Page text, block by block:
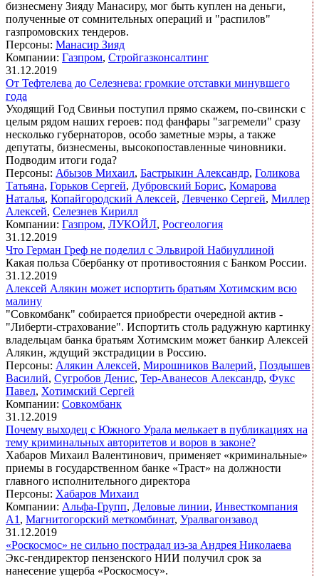
бизнесмену Зияду Манасиру, мог быть куплен на деньги,
полученные от сомнительных операций и "распилов"
газпромовских тендеров.
Персоны: Манасир Зияд
Компании: Газпром, Стройгазконсалтинг
31.12.2019
От Тефтелева до Селезнева: громкие отставки минувшего
года
Уходящий Год Свиньи поступил прямо скажем, по-свински с
целым рядом наших героев: под фанфары "загремели" сразу
несколько губернаторов, особо заметные мэры, а также
депутаты, бизнесмены, высокопоставленные чиновники.
Подводим итоги года?
Персоны: Абызов Михаил, Бастрыкин Александр, Голикова
Татьяна, Горьков Сергей, Дубровский Борис, Комарова
Наталья, Копайгородский Алексей, Левченко Сергей, Миллер
Алексей, Селезнев Кирилл
Компании: Газпром, ЛУКОЙЛ, Росгеология
31.12.2019
Что Герман Греф не поделил с Эльвирой Набиуллиной
Какая польза Сбербанку от противостояния с Банком России.
31.12.2019
Алексей Алякин может испортить братьям Хотимским всю
малину
"Совкомбанк" собирается приобрести очередной актив -
"Либерти-страхование". Испортить столь радужную картинку
владельцам банка братьям Хотимским может банкир Алексей
Алякин, ждущий экстрадиции в Россию.
Персоны: Алякин Алексей, Мирошников Валерий, Поздышев
Василий, Сугробов Денис, Тер-Аванесов Александр, Фукс
Павел, Хотимский Сергей
Компании: Совкомбанк
31.12.2019
Почему выходец с Южного Урала мелькает в публикациях на
тему криминальных авторитетов и воров в законе?
​Хабаров Михаил Валентинович, применяет «криминальные»
приемы в государственном банке «Траст» на должности
главного исполнительного директора
Персоны: Хабаров Михаил
Компании: Альфа-Групп, Деловые линии, Инвесткомпания
А1 , Магнитогорский меткомбинат, Уралвагонзавод
31.12.2019
«Роскосмос» не сильно пострадал из-за Андрея Николаева
Экс-гендиректор пензенского НИИ получил срок за
нанесение ущерба «Роскосмосу».